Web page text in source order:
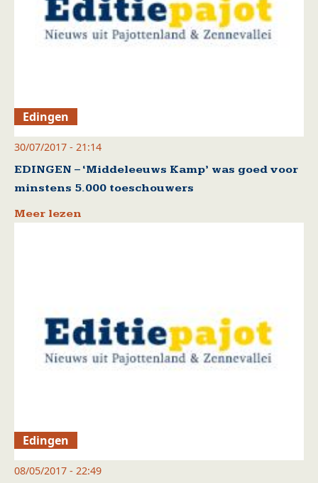
Edingen
30/07/2017 - 21:14
EDINGEN – ‘Middeleeuws Kamp’ was goed voor
minstens 5.000 toeschouwers
Meer lezen
Edingen
08/05/2017 - 22:49